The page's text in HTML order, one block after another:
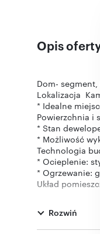
Opis
Dom-
Lokalizacja
* Idealne
Powierzchnia i
* Stan
* Możliwość
Technologia
* Ocieplenie:
* Ogrzewanie:
Układ
* Salon z
* Łazienka
* Garaż
Rozwiń